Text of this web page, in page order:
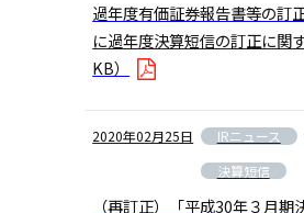
過年度有価証券報告書等の訂
に過年度決算短信の訂正に関
KB）
2020年02月25日 IRニュース
決算短信
（再訂正）「平成30年３月